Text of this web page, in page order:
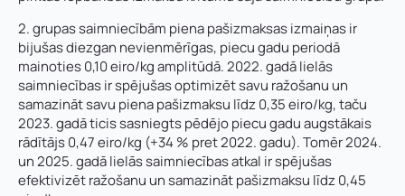
2. grupas saimniecībām piena pašizmaksas izmaiņas ir
bijušas diezgan nevienmērīgas, piecu gadu periodā
mainoties 0,10 eiro/kg amplitūdā. 2022. gadā lielās
saimniecības ir spējušas optimizēt savu ražošanu un
samazināt savu piena pašizmaksu līdz 0,35 eiro/kg, taču
2023. gadā ticis sasniegts pēdējo piecu gadu augstākais
rādītājs 0,47 eiro/kg (+34 % pret 2022. gadu). Tomēr 2024.
un 2025. gadā lielās saimniecības atkal ir spējušas
efektivizēt ražošanu un samazināt pašizmaksu līdz 0,45